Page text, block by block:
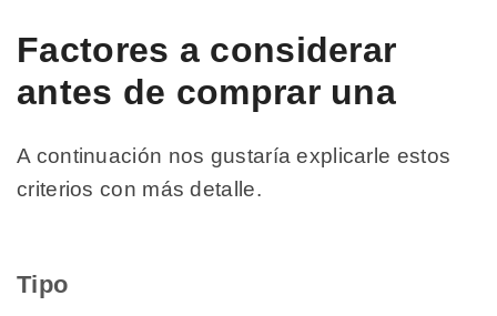
Factores a considerar
antes de comprar una
A continuación nos gustaría explicarle estos
criterios con más detalle.
Tipo